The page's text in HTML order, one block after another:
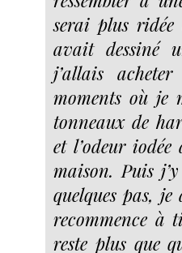
serai plus
avait dessiné
j’allais
moments où je
tonneaux de
et l’odeur
maison. Puis
quelques pas,
recommence à
reste plus que